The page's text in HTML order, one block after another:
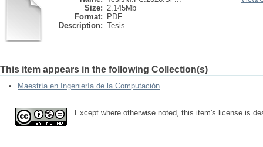
Size: 2.145Mb
Format:
PDF
Description: Tesis
This item appears in the following Collection(s)
Maestría en Ingeniería de la Computación
Except where otherwise noted, this item's license is